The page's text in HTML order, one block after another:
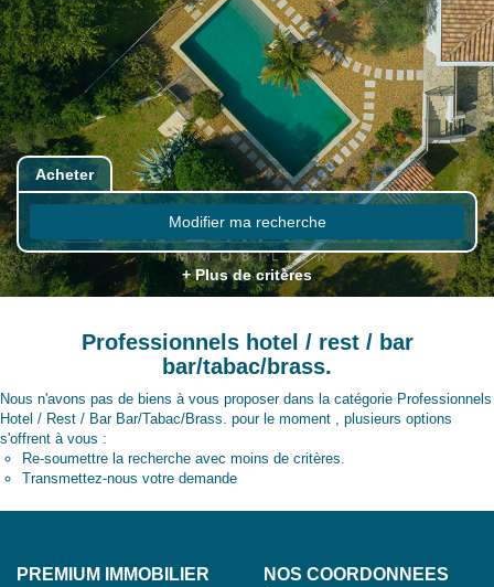
Acheter
Modifier ma recherche
+ Plus de critères
Professionnels hotel / rest / bar
bar/tabac/brass.
Nous n'avons pas de biens à vous proposer dans la catégorie Professionnels
Hotel / Rest / Bar Bar/Tabac/Brass. pour le moment , plusieurs options
s'offrent à vous :
Re-soumettre la recherche avec moins de critères.
Transmettez-nous votre demande
PREMIUM IMMOBILIER NOS COORDONNÉES